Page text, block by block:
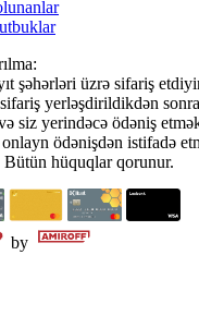
şəhərləri üzrə sifariş
yerləşdirildikdən
siz yerindəcə ödəniş
ödənişdən istifadə
hüquqlar qorunur.
by